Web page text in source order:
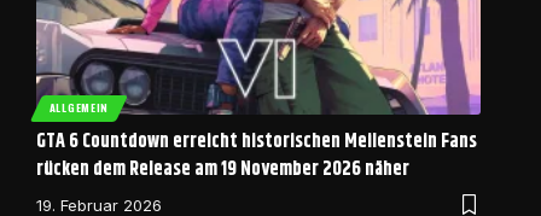
ALLGEMEIN
GTA 6 Countdown erreicht historischen Meilenstein Fans
rücken dem Release am 19 November 2026 näher
19. Februar 2026